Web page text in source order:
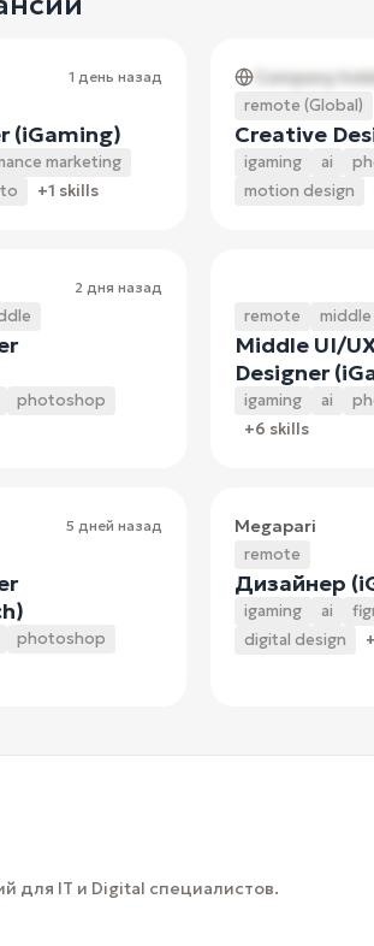
1 день назад
(iGaming)
marketing
+1 skills
Company
remote (Global)
Creative
igaming ai
motion design
2 дня назад
photoshop
remote middle
Middle UI/
Designer
igaming ai
+6 skills
5 дней назад
photoshop
Megapari
remote
Дизайнер
igaming ai
digital design
для IT и Digital специалистов.